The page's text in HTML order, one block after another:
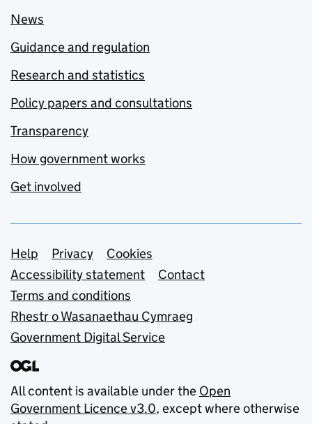
News
Guidance and regulation
Research and statistics
Policy papers and consultations
Transparency
How government works
Get involved
Support links
Help Privacy
Cookies
Accessibility statement
Contact
Terms and conditions
Rhestr o Wasanaethau Cymraeg
Government Digital Service
All content is available under the Open
Government Licence v3.0, except where otherwise